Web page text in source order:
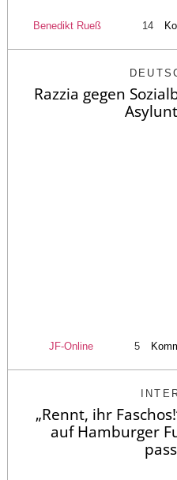
Benedikt Rueß 14
Razzia gegen
JF-Online 5
„Rennt, ihr
auf Hamburger